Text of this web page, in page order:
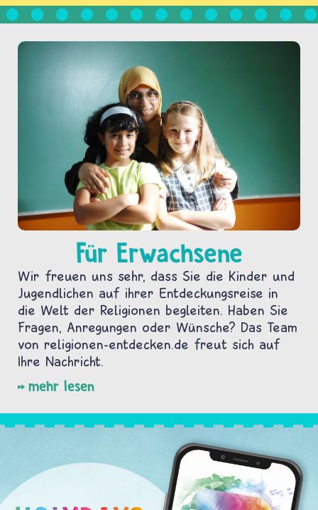
Für Erwachsene
Wir freuen uns sehr, dass Sie die Kinder und
Jugendlichen auf ihrer Entdeckungsreise in
die Welt der Religionen begleiten. Haben Sie
Fragen, Anregungen oder Wünsche? Das Team
von religionen-entdecken.de freut sich auf
Ihre Nachricht.
mehr lesen